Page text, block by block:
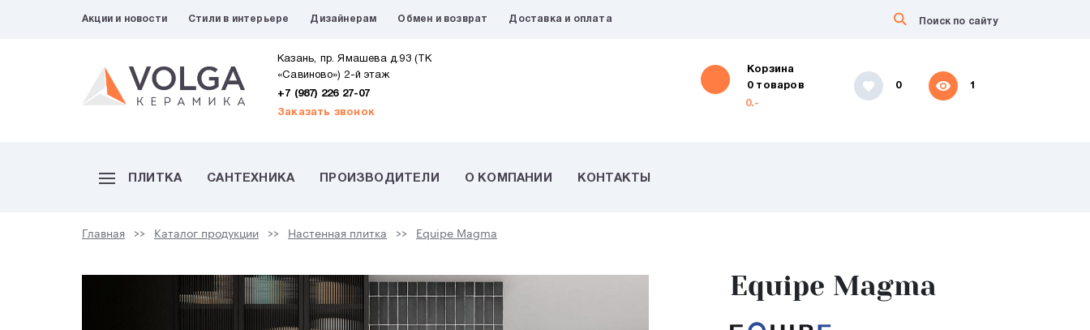
Акции и новости Стили в интерьере Дизайнерам Обмен и возврат Доставка и оплата
Казань, пр. Ямашева д.93 (ТК
«Савиново») 2-й этаж
+7 (987) 226 27-07
Заказать звонок
Корзина
0 товаров
0.-
0 1
ПЛИТКА САНТЕХНИКА ПРОИЗВОДИТЕЛИ О КОМПАНИИ КОНТАКТЫ
Главная Каталог продукции Настенная плитка Equipe Magma
Equipe Magma